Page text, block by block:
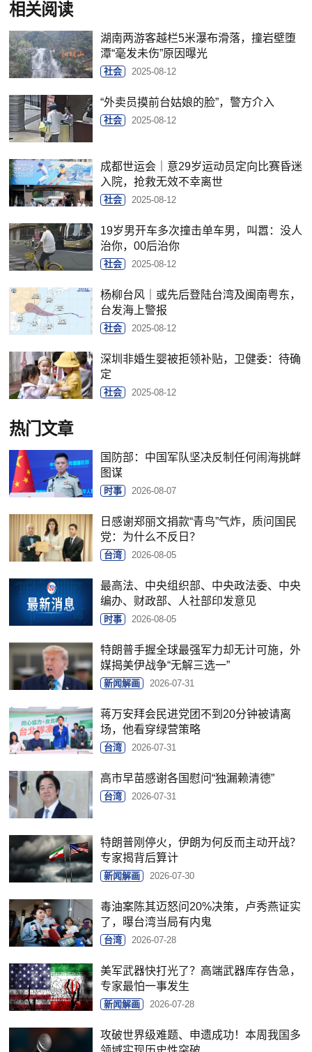
相关阅读
湖南两游客越栏5米瀑布滑落，撞岩壁堕
潭“毫发未伤”原因曝光
社会 2025-08-12
“外卖员摸前台姑娘的脸”，警方介入
社会 2025-08-12
成都世运会｜意29岁运动员定向比赛昏迷
入院，抢救无效不幸离世
社会 2025-08-12
19岁男开车多次撞击单车男，叫嚣：没人
治你，00后治你
社会 2025-08-12
杨柳台风｜或先后登陆台湾及闽南粤东，
台发海上警报
社会 2025-08-12
深圳非婚生婴被拒领补贴，卫健委：待确
定
社会 2025-08-12
热门文章
国防部：中国军队坚决反制任何闹海挑衅
图谋
时事 2026-08-07
日感谢郑丽文捐款“青鸟”气炸，质问国民
党：为什么不反日？
台湾 2026-08-05
最高法、中央组织部、中央政法委、中央
编办、财政部、人社部印发意见
时事 2026-08-05
特朗普手握全球最强军力却无计可施，外
媒揭美伊战争“无解三选一”
新闻解画 2026-07-31
蒋万安拜会民进党团不到20分钟被请离
场，他看穿绿营策略
台湾 2026-07-31
高市早苗感谢各国慰问“独漏赖清德”
台湾 2026-07-31
特朗普刚停火，伊朗为何反而主动开战？
专家揭背后算计
新闻解画 2026-07-30
毒油案陈其迈怒问20%决策，卢秀燕证实
了，曝台湾当局有内鬼
台湾 2026-07-28
美军武器快打光了？高端武器库存告急，
专家最怕一事发生
新闻解画 2026-07-28
攻破世界级难题、申遗成功！本周我国多